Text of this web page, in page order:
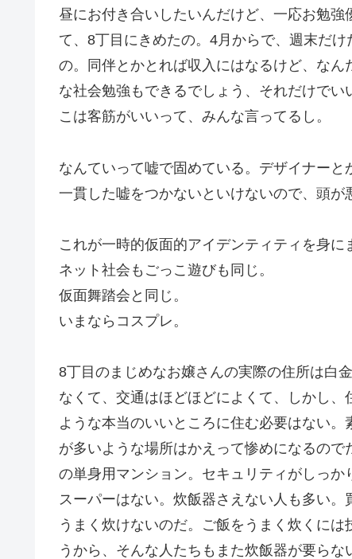
昼にお付き合いしたいんだけど、一応お勉
て、8丁目にきめたの。4月からで、週末だ
の。同伴とかとれば収入にはなるけど、な
な社会勉強もできるでしょう、それだけで
こは客筋がいいって、みんな言ってるし。
なんていって嘘で固めている。デザイナーと
一貫した嘘をつかないといけないので、頭が
これが一時的仮面的アイデンティティを身に
ネット社会もごっこ遊びも同じ。
仮面舞踏会と同じ。
いまならコスプレ。
8丁目のまじめなお嬢さんの実際の住所は白
なくて、交通はほどほどによくて、しかし
ような本当のいいところに住む必要はない
が多いような場所はかえって惨めになるの
の単身用マンション。セキュリティがしっ
スーパーはない。炊飯器さえない人も多い。
うまく炊けないのだ。ご飯をうまく炊くに
うから、そんな人たちもまた炊飯器が要らな